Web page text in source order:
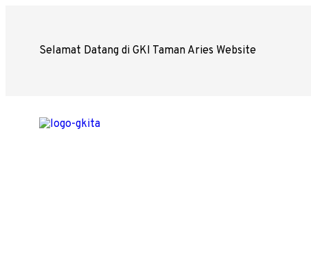
Selamat Datang di GKI Taman Aries Website